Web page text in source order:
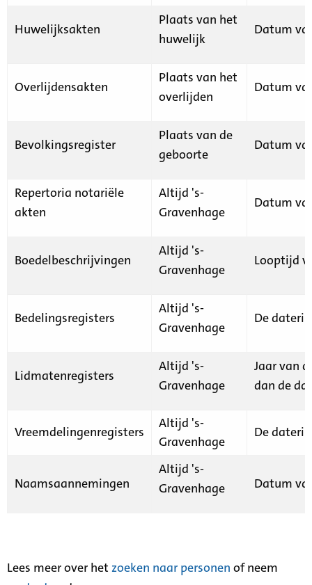
Huwelijksakten
Plaats van het
huwelijk
Datum
Overlijdensakten
Plaats van het
overlijden
Datum
Bevolkingsregister
Plaats van de
geboorte
Datum
Repertoria notariële
akten
Altijd 's-
Gravenhage
Datum
Boedelbeschrijvingen
Altijd 's-
Gravenhage
Looptijd
Bedelingsregisters
Altijd 's-
Gravenhage
De
Lidmatenregisters
Altijd 's-
Gravenhage
Jaar van
dan de
Vreemdelingenregisters
Altijd 's-
Gravenhage
De
Naamsaannemingen
Altijd 's-
Gravenhage
Datum
Lees meer over het zoeken naar personen of neem